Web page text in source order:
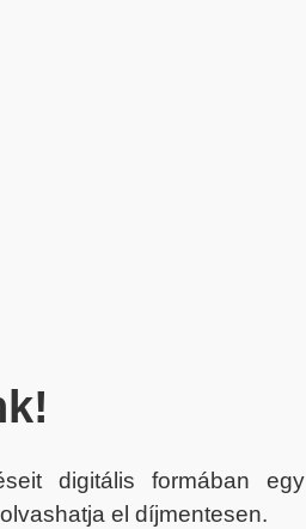
digitális formában egy
el díjmentesen.